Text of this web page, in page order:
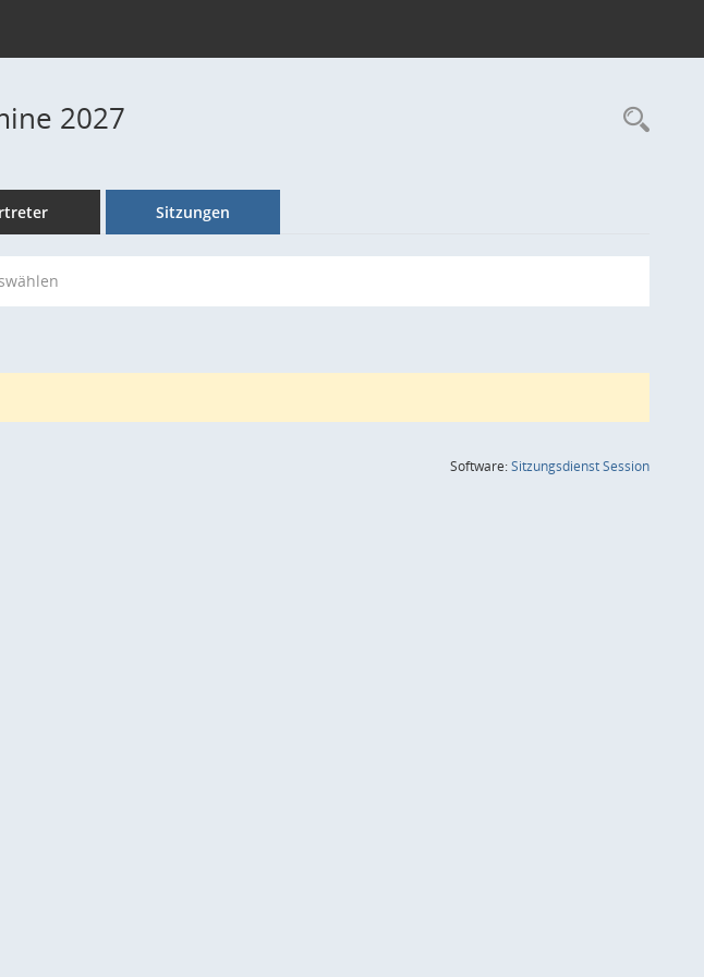
2027
Sitzungen
Software:SitzungsdienstSession(Wird in